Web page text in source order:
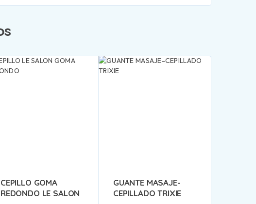
CEPILLO GOMA
REDONDO LE SALON
GUANTE MASAJE-
CEPILLADO TRIXIE